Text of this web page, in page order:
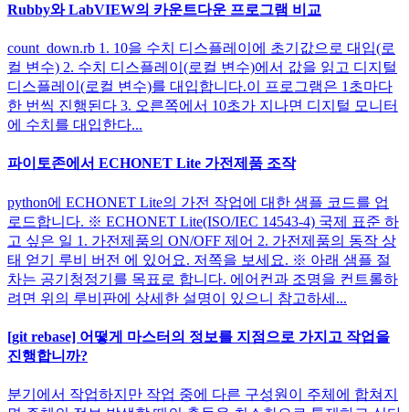
Rubby와 LabVIEW의 카운트다운 프로그램 비교
count_down.rb 1. 10을 수치 디스플레이에 초기값으로 대입(로
컬 변수) 2. 수치 디스플레이(로컬 변수)에서 값을 읽고 디지털
디스플레이(로컬 변수)를 대입합니다.이 프로그램은 1초마다
한 번씩 진행된다 3. 오른쪽에서 10초가 지나면 디지털 모니터
에 수치를 대입한다...
파이토존에서 ECHONET Lite 가전제품 조작
python에 ECHONET Lite의 가전 작업에 대한 샘플 코드를 업
로드합니다. ※ ECHONET Lite(ISO/IEC 14543-4) 국제 표준 하
고 싶은 일 1. 가전제품의 ON/OFF 제어 2. 가전제품의 동작 상
태 얻기 루비 버전 에 있어요. 저쪽을 보세요. ※ 아래 샘플 절
차는 공기청정기를 목표로 합니다. 에어컨과 조명을 컨트롤하
려면 위의 루비판에 상세한 설명이 있으니 참고하세...
[git rebase] 어떻게 마스터의 정보를 지점으로 가지고 작업을
진행합니까?
분기에서 작업하지만 작업 중에 다른 구성원이 주체에 합쳐지